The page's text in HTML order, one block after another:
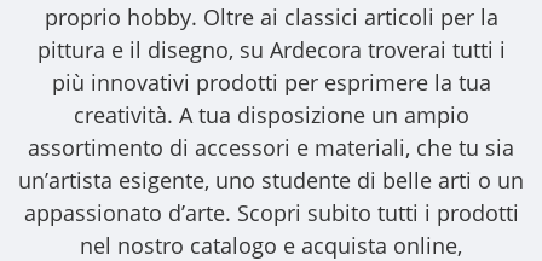
proprio hobby. Oltre ai classici articoli per la
pittura e il disegno, su Ardecora troverai tutti i
più innovativi prodotti per esprimere la tua
creatività. A tua disposizione un ampio
assortimento di accessori e materiali, che tu sia
un’artista esigente, uno studente di belle arti o un
appassionato d’arte. Scopri subito tutti i prodotti
nel nostro catalogo e acquista online,